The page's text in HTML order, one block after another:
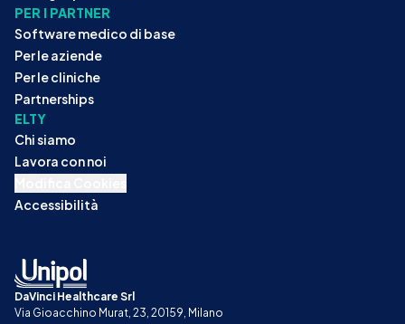
PER I PARTNER
Software medico di base
Per le aziende
Per le cliniche
Partnerships
ELTY
Chi siamo
Lavora con noi
Accessibilità
DaVinci Healthcare Srl
Via Gioacchino Murat, 23, 20159, Milano